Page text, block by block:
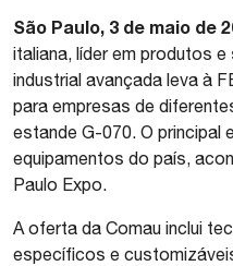
São Paulo, 3 de maio de
italiana, líder em produtos
industrial avançada leva à
para empresas de
estande G-070. O principal
equipamentos do país,
Paulo Expo.
A oferta da Comau inclui
específicos e